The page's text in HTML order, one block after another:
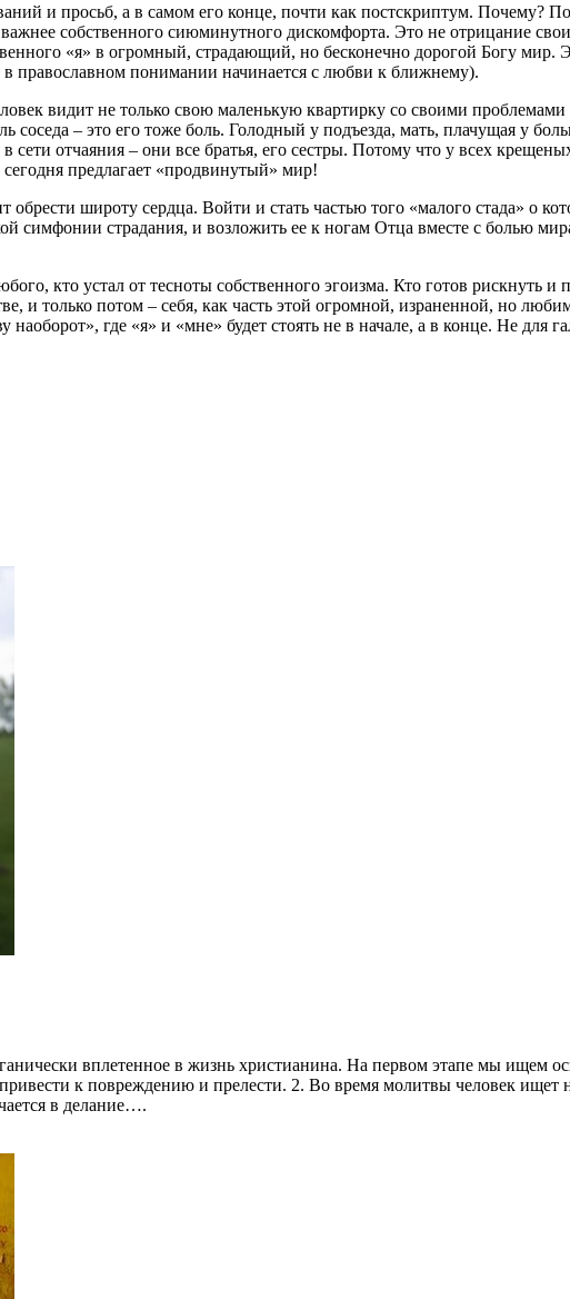
и просьб, а в самом его конце, почти как постскриптум. Почему?
собственного сиюминутного дискомфорта. Это не отрицание
«я» в огромный, страдающий, но бесконечно дорогой Богу мир.
православном понимании начинается с любви к ближнему).
видит не только свою маленькую квартирку со своими
– это его тоже боль. Голодный у подъезда, мать, плачущая у
сети отчаяния – они все братья, его сестры. Потому что у всех
предлагает «продвинутый» мир!
обрести широту сердца. Войти и стать частью того «малого стада» о
симфонии страдания, и возложить ее к ногам Отца вместе с болью
кто устал от тесноты собственного эгоизма. Кто готов рискнуть и
и только потом – себя, как часть этой огромной, израненной, но
где «я» и «мне» будет стоять не в начале, а в конце. Не для
вплетенное в жизнь христианина. На первом этапе мы ищем
к повреждению и прелести. 2. Во время молитвы человек ищет
в делание….